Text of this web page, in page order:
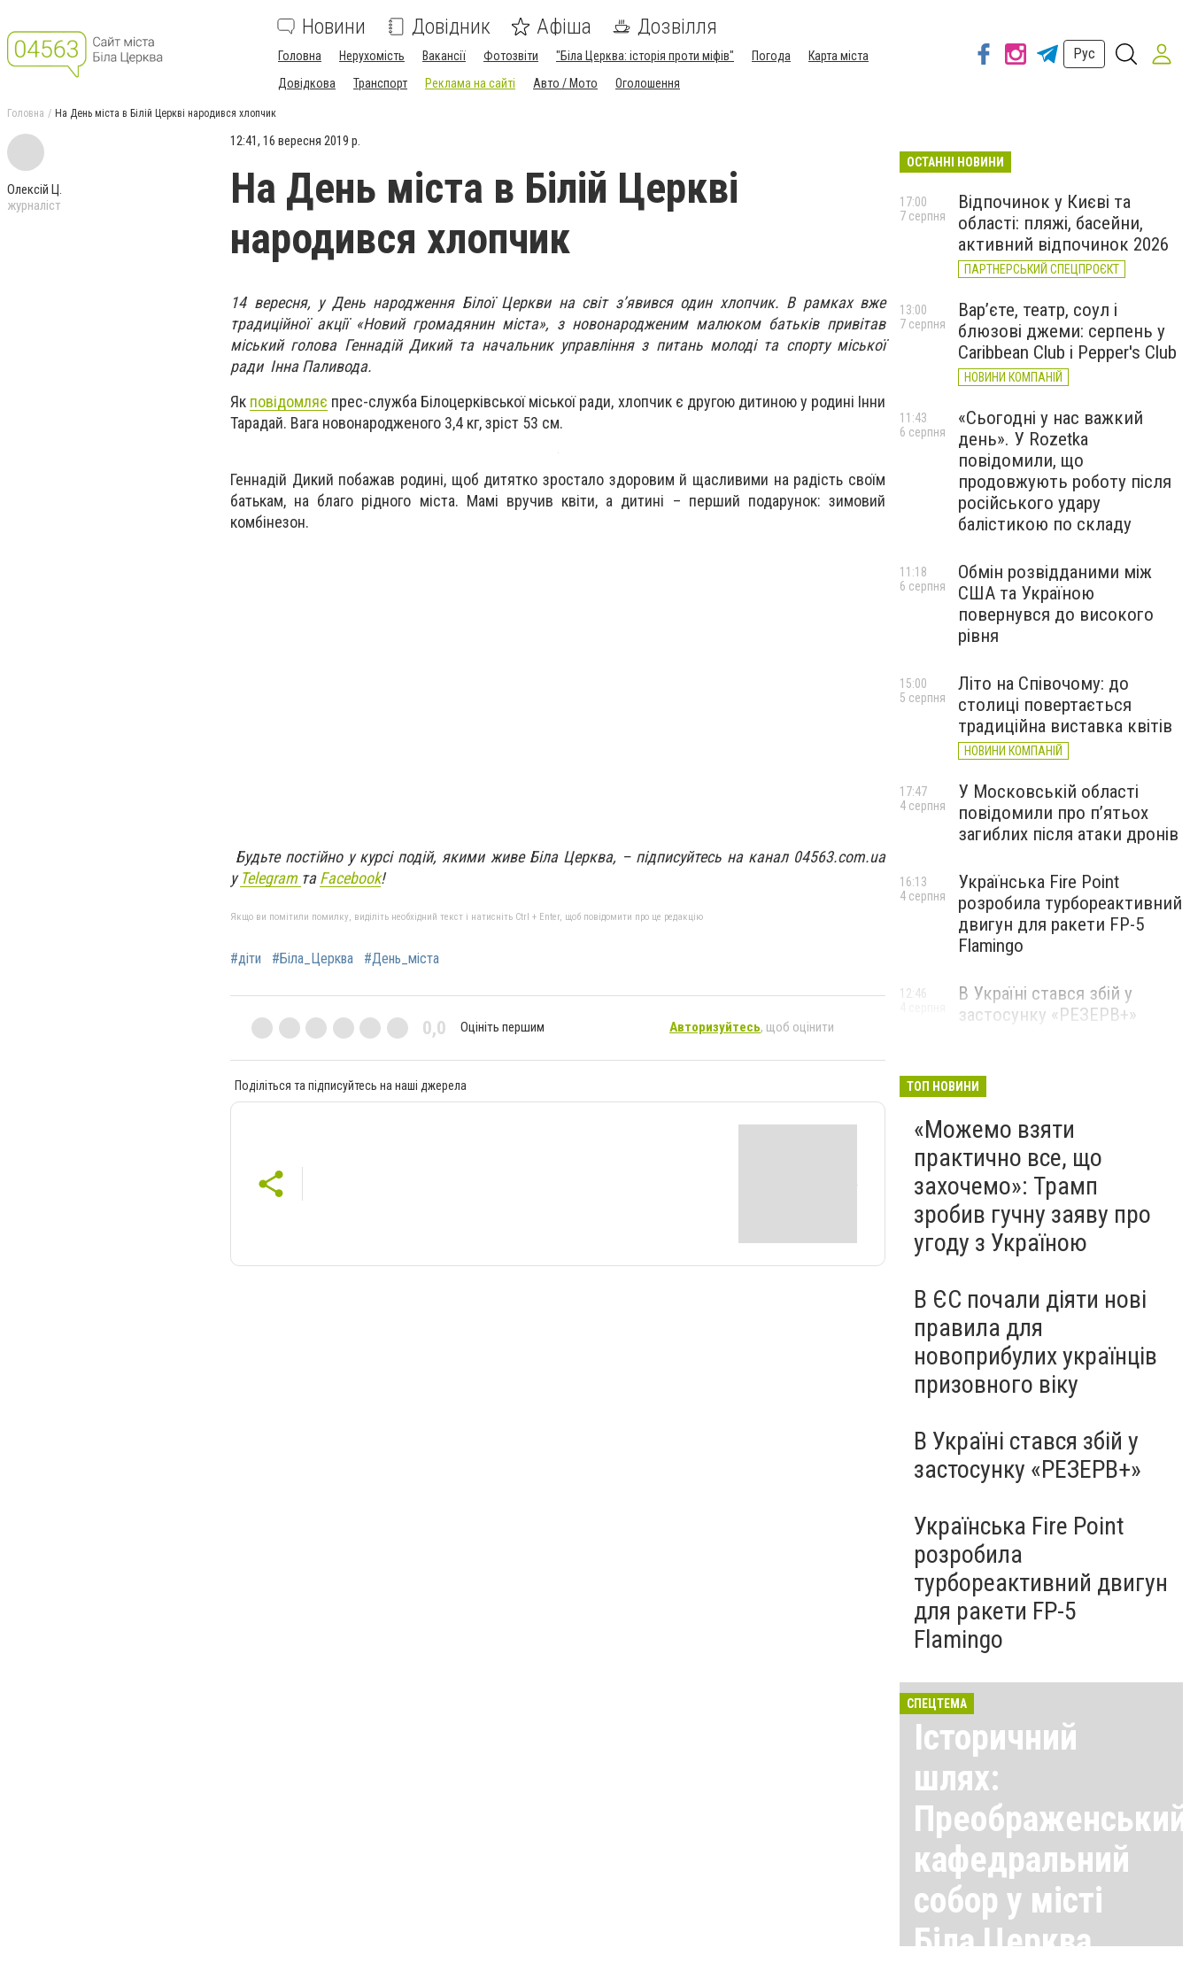
Новини Довідник Афіша Дозвілля
Головна Нерухомість Вакансії Фотозвіти "Біла Церква: історія проти міфів" Погода
Карта міста
Довідкова
Транспорт Реклама на сайті Авто / Мото Оголошення
Рус
Головна На День міста в Білій Церкві народився хлопчик
Олексій Ц.
журналіст
12:41, 16 вересня 2019 р.
На День міста в Білій Церкві
народився хлопчик
14 вересня, у День народження Білої Церкви на світ з’явився один хлопчик. В рамках вже
традиційної акції «Новий громадянин міста», з новонародженим малюком батьків привітав
міський голова Геннадій Дикий та начальник управління з питань молоді та спорту міської
ради Інна Паливода.
Як повідомляє прес-служба Білоцерківської міської ради, хлопчик є другою дитиною у родині Інни
Тарадай. Вага новонародженого 3,4 кг, зріст 53 см.
Геннадій Дикий побажав родині, щоб дитятко зростало здоровим й щасливими на радість своїм
батькам, на благо рідного міста. Мамі вручив квіти, а дитині – перший подарунок: зимовий
комбінезон.
Будьте постійно у курсі подій, якими живе Біла Церква, – підписуйтесь на канал 04563.com.ua
уTelegram таFacebook!
Якщо ви помітили помилку, виділіть необхідний текст і натисніть Ctrl + Enter, щоб повідомити про це редакцію
#діти #Біла_Церква #День_міста
0,0 Оцініть першим Авторизуйтесь, щоб оцінити
Поділіться та підписуйтесь на наші джерела
ОСТАННІ НОВИНИ
Відпочинок у Києві та
області: пляжі, басейни,
активний відпочинок 2026
ПАРТНЕРСЬКИЙ СПЕЦПРОЄКТ
17:00
7 серпня
Вар’єте, театр, соул і
блюзові джеми: серпень у
Caribbean Club і Pepper's Club
НОВИНИ КОМПАНІЙ
13:00
7 серпня
«Сьогодні у нас важкий
день». У Rozetka
повідомили, що
продовжують роботу після
російського удару
балістикою по складу
11:43
6 серпня
Обмін розвідданими між
США та Україною
повернувся до високого
рівня
11:18
6 серпня
Літо на Співочому: до
столиці повертається
традиційна виставка квітів
НОВИНИ КОМПАНІЙ
15:00
5 серпня
У Московській області
повідомили про п’ятьох
загиблих після атаки дронів
17:47
4 серпня
Українська Fire Point
розробила турбореактивний
двигун для ракети FP-5
Flamingo
16:13
4 серпня
В Україні стався збій у
застосунку «РЕЗЕРВ+»
12:46
ТОП НОВИНИ
«Можемо взяти
практично все, що
захочемо»: Трамп
зробив гучну заяву про
угоду з Україною
В ЄС почали діяти нові
правила для
новоприбулих українців
призовного віку
В Україні стався збій у
застосунку «РЕЗЕРВ+»
Українська Fire Point
розробила
турбореактивний двигун
для ракети FP-5
Flamingo
СПЕЦТЕМА
Історичний
шлях:
Преображенський
кафедральний
собор у місті
Біла Церква